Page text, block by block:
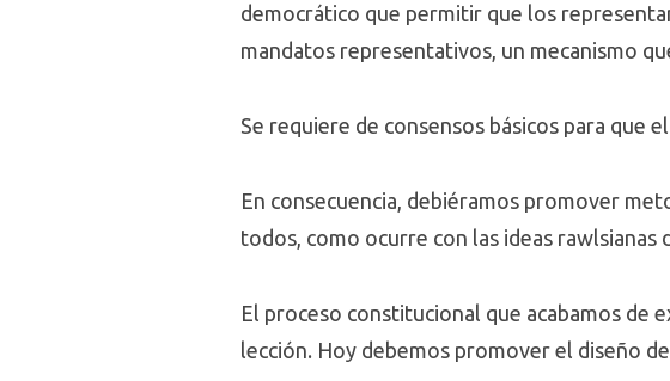
democrático que permitir que los
mandatos representativos, un mecanismo
Se requiere de consensos básicos para que
En consecuencia, debiéramos promover
todos, como ocurre con las ideas
El proceso constitucional que acabamos de
lección. Hoy debemos promover el diseño